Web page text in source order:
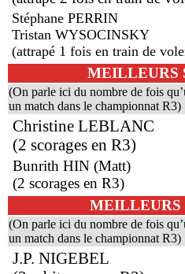
Stéphane PERRIN
Tristan WYSOCINSKY
(attrapé 1 fois en train de
MEILLEURS
(On parle ici du nombre de fois
un match dans le championnat R3)
Christine LEBLANC
(2 scorages en R3)
Bunrith HIN (Matt)
(2 scorages en R3)
MEILLEURS
(On parle ici du nombre de fois
un match dans le championnat R3)
J.P. NIGEBEL